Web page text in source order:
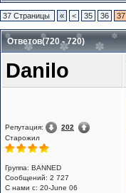
37 Страницы « < 35 36 37
Ответов(720 - 720)
Danilo
Репутация:
202
Старожил
Группа: BANNED
Сообщений: 2 727
С нами с: 20-June 06